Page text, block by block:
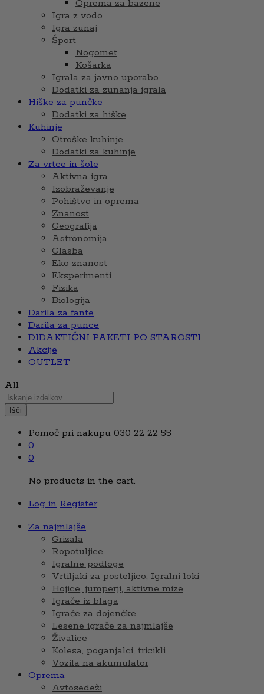
Oprema za bazene
Igra z vodo
Igra zunaj
Šport
Nogomet
Košarka
Igrala za javno uporabo
Dodatki za zunanja igrala
Hiške za punčke
Dodatki za hiške
Kuhinje
Otroške kuhinje
Dodatki za kuhinje
Za vrtce in šole
Aktivna igra
Izobraževanje
Pohištvo in oprema
Znanost
Geografija
Astronomija
Glasba
Eko znanost
Eksperimenti
Fizika
Biologija
Darila za fante
Darila za punce
DIDAKTIČNI PAKETI PO STAROSTI
Akcije
OUTLET
All
Išči
Pomoč pri nakupu 030 22 22 55
0
0
No products in the cart.
Log in Register
Za najmlajše
Grizala
Ropotuljice
Igralne podloge
Vrtiljaki za posteljico, Igralni loki
Hojice, jumperji, aktivne mize
Igrače iz blaga
Igrače za dojenčke
Lesene igrače za najmlajše
Živalice
Kolesa, poganjalci, tricikli
Vozila na akumulator
Oprema
Avtosedeži